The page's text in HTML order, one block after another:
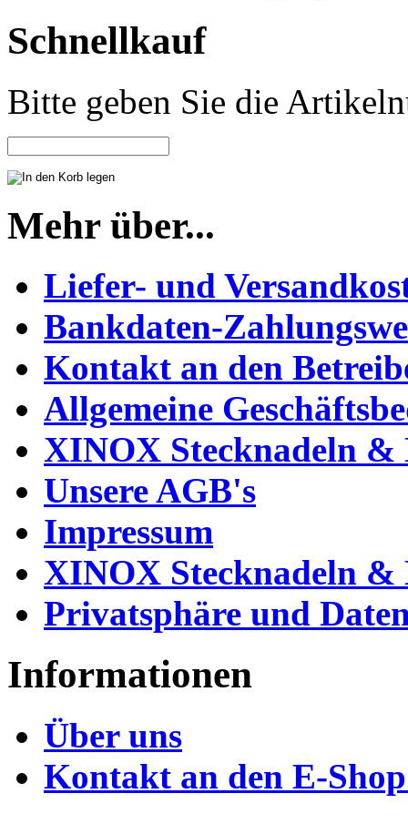
Schnellkauf
Bitte geben Sie die
Mehr über...
Liefer- und
Bankdaten-
Kontakt an den
Allgemeine
XINOX Stecknadeln
Unsere AGB's
Impressum
XINOX Stecknadeln
Privatsphäre und
Informationen
Über uns
Kontakt an den E-